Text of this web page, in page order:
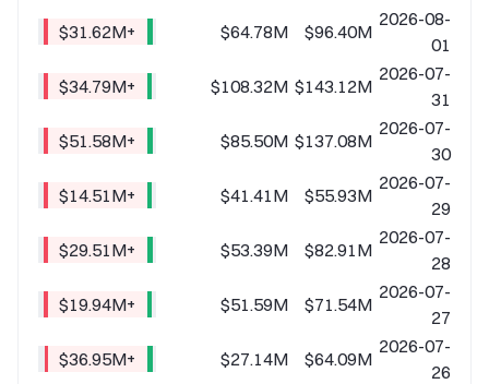
2026-08-
01
$96.40M
$64.78M
+$31.62M
2026-07-
31
$143.12M
$108.32M
+$34.79M
2026-07-
30
$137.08M
$85.50M
+$51.58M
2026-07-
29
$55.93M
$41.41M
+$14.51M
2026-07-
28
$82.91M
$53.39M
+$29.51M
2026-07-
27
$71.54M
$51.59M
+$19.94M
2026-07-
26
$64.09M
$27.14M
+$36.95M